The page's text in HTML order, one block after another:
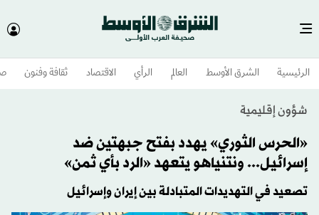
الرئيسية الشرق الأوسط​ العالم الرأي الاقتصاد ثقافة وفنون
شؤون إقليمية
«الحرس الثوري» يهدد بفتح جبهتين ضد
إسرائيل... ونتنياهو يتعهد «الرد بأي ثمن»
تصعيد في التهديدات المتبادلة بين إيران وإسرائيل